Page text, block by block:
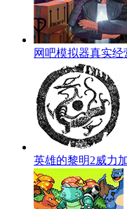
网吧模拟器真实经
英雄的黎明2威力